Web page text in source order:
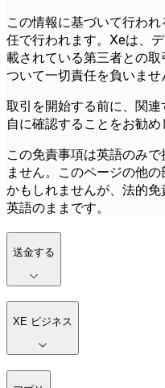
この情報に基づいて行わ
任で行われます。Xeは、
載されている第三者との
ついて一切責任を負いませ
取引を開始する前に、関
自に確認することをお勧め
この免責事項は英語のみ
ません。このページの他
かもしれませんが、法的
英語のままです。
送金する
XE ビジネス